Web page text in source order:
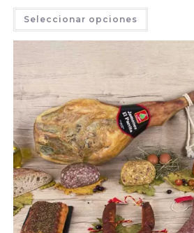
Seleccionar opciones